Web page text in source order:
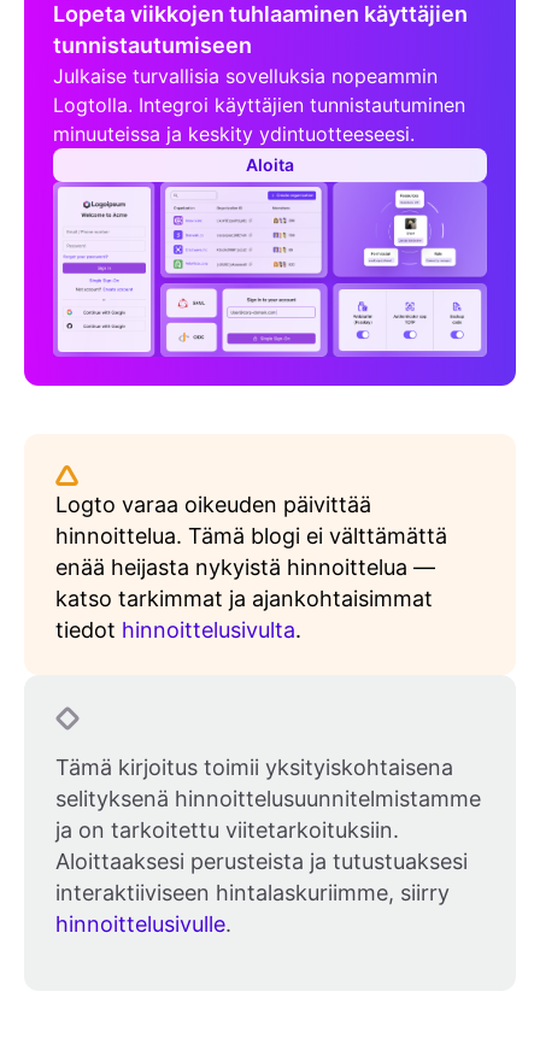
Lopeta viikkojen tuhlaaminen käyttäjien
tunnistautumiseen
Julkaise turvallisia sovelluksia nopeammin
Logtolla. Integroi käyttäjien tunnistautuminen
minuuteissa ja keskity ydintuotteeseesi.
Aloita
Logto varaa oikeuden päivittää
hinnoittelua. Tämä blogi ei välttämättä
enää heijasta nykyistä hinnoittelua —
katso tarkimmat ja ajankohtaisimmat
tiedot hinnoittelusivulta.
Tämä kirjoitus toimii yksityiskohtaisena
selityksenä hinnoittelusuunnitelmistamme
ja on tarkoitettu viitetarkoituksiin.
Aloittaaksesi perusteista ja tutustuaksesi
interaktiiviseen hintalaskuriimme, siirry
hinnoittelusivulle.